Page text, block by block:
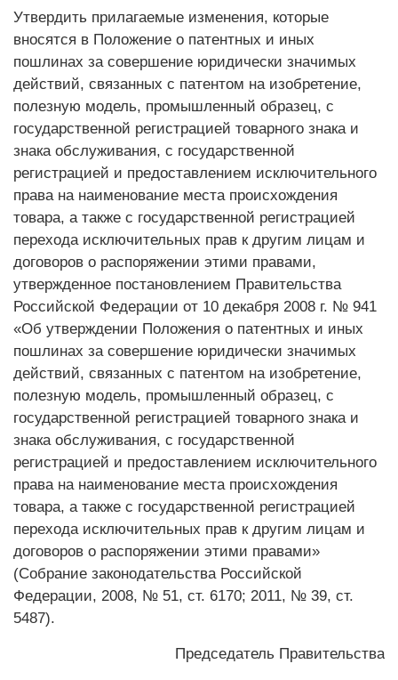
Утвердить прилагаемые изменения, которые
вносятся в Положение о патентных и иных
пошлинах за совершение юридически значимых
действий, связанных с патентом на изобретение,
полезную модель, промышленный образец, с
государственной регистрацией товарного знака и
знака обслуживания, с государственной
регистрацией и предоставлением исключительного
права на наименование места происхождения
товара, а также с государственной регистрацией
перехода исключительных прав к другим лицам и
договоров о распоряжении этими правами,
утвержденное постановлением Правительства
Российской Федерации от 10 декабря 2008 г. № 941
«Об утверждении Положения о патентных и иных
пошлинах за совершение юридически значимых
действий, связанных с патентом на изобретение,
полезную модель, промышленный образец, с
государственной регистрацией товарного знака и
знака обслуживания, с государственной
регистрацией и предоставлением исключительного
права на наименование места происхождения
товара, а также с государственной регистрацией
перехода исключительных прав к другим лицам и
договоров о распоряжении этими правами»
(Собрание законодательства Российской
Федерации, 2008, № 51, ст. 6170; 2011, № 39, ст.
5487).
Председатель Правительства